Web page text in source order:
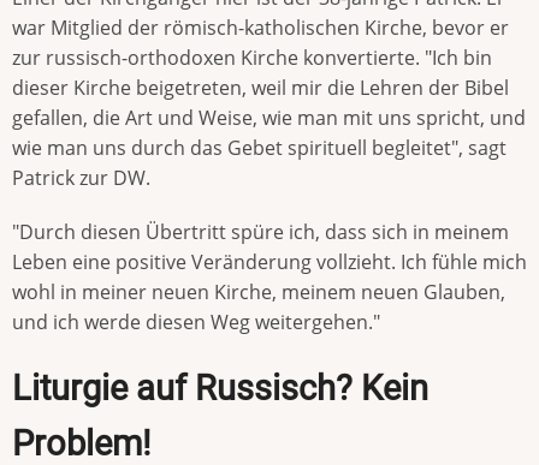
war Mitglied der römisch-katholischen Kirche, bevor er
zur russisch-orthodoxen Kirche konvertierte. "Ich bin
dieser Kirche beigetreten, weil mir die Lehren der Bibel
gefallen, die Art und Weise, wie man mit uns spricht, und
wie man uns durch das Gebet spirituell begleitet", sagt
Patrick zur DW.
"Durch diesen Übertritt spüre ich, dass sich in meinem
Leben eine positive Veränderung vollzieht. Ich fühle mich
wohl in meiner neuen Kirche, meinem neuen Glauben,
und ich werde diesen Weg weitergehen."
Liturgie auf Russisch? Kein
Problem!